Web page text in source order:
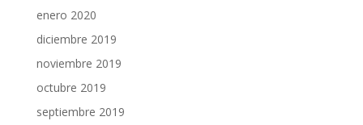
enero 2020
diciembre 2019
noviembre 2019
octubre 2019
septiembre 2019